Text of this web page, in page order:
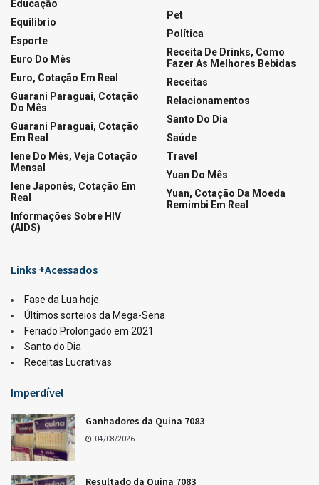
04/08/2026
LOTERIAS
04/08/2026